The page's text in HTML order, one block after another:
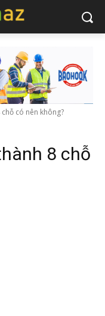
có nên không?
8 chỗ